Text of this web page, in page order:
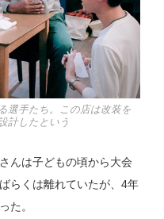
選手たち。この店は改装を
計したという
んは子どもの頃から大会
らくは離れていたが、4年
た。